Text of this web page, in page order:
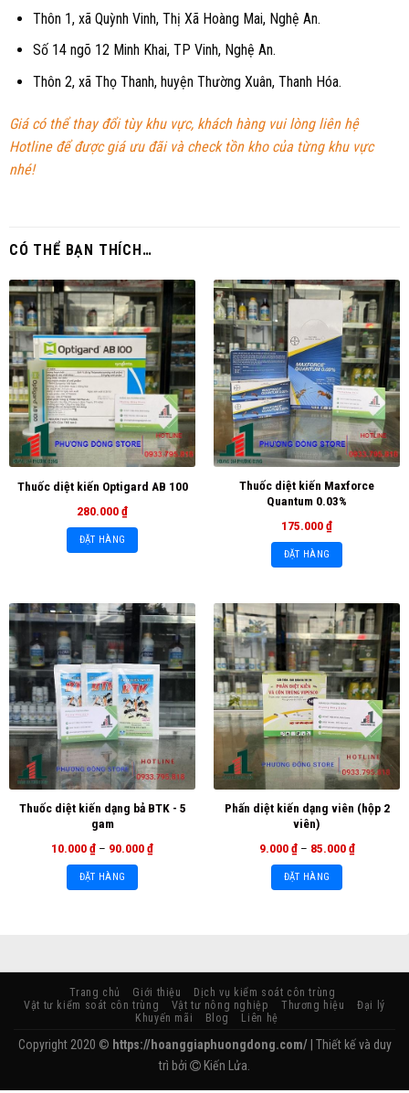
Thôn 1, xã Quỳnh Vinh, Thị Xã Hoàng Mai, Nghệ An.
Số 14 ngõ 12 Minh Khai, TP Vinh, Nghệ An.
Thôn 2, xã Thọ Thanh, huyện Thường Xuân, Thanh Hóa.
Giá có thể thay đổi tùy khu vực, khách hàng vui lòng liên hệ
Hotline để được giá ưu đãi và check tồn kho của từng khu vực
nhé!
CÓ THỂ BẠN THÍCH…
Thuốc diệt kiến Optigard AB 100
280.000₫
ĐẶT HÀNG
Thuốc diệt kiến Maxforce
Quantum 0.03%
175.000₫
ĐẶT HÀNG
Thuốc diệt kiến dạng bả BTK - 5
gam
10.000₫ – 90.000₫
ĐẶT HÀNG
Phấn diệt kiến dạng viên (hộp 2
viên)
9.000₫ – 85.000₫
ĐẶT HÀNG
Trang chủ Giới thiệu
Dịch vụ kiểm soát côn trùng
Vật tư kiểm soát côn trùng
Vật tư nông nghiệp Thương hiệu
Đại lý
Khuyến mãi
Blog Liên hệ
Copyright 2020 © https://hoanggiaphuongdong.com/| Thiết kế và duy
trì bởi
Kiến Lửa.